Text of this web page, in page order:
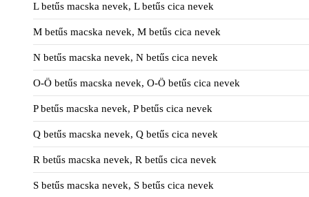
L betűs macska nevek, L betűs cica nevek
M betűs macska nevek, M betűs cica nevek
N betűs macska nevek, N betűs cica nevek
O-Ö betűs macska nevek, O-Ö betűs cica nevek
P betűs macska nevek, P betűs cica nevek
Q betűs macska nevek, Q betűs cica nevek
R betűs macska nevek, R betűs cica nevek
S betűs macska nevek, S betűs cica nevek